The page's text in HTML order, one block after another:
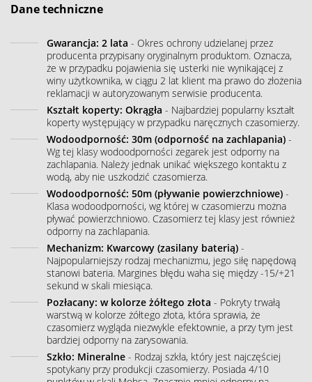
Dane techniczne
Gwarancja: 2 lata - Okres ochrony udzielanej przez
producenta przypisany oryginalnym produktom. Oznacza,
że w przypadku pojawienia się usterki nie wynikającej z
winy użytkownika, w ciągu 2 lat klient ma prawo do złożenia
reklamacji w autoryzowanym serwisie producenta.
Kształt koperty: Okrągła - Najbardziej popularny kształt
koperty występujący w przypadku naręcznych czasomierzy.
Wodoodporność: 30m (odporność na zachlapania) -
Wg tej klasy wodoodporności zegarek jest odporny na
zachlapania. Należy jednak unikać większego kontaktu z
wodą, aby nie uszkodzić czasomierza.
Wodoodporność: 50m (pływanie powierzchniowe) -
Klasa wodoodporności, wg której w czasomierzu można
pływać powierzchniowo. Czasomierz tej klasy jest również
odporny na zachlapania.
Mechanizm: Kwarcowy (zasilany baterią) -
Najpopularniejszy rodzaj mechanizmu, jego siłę napędową
stanowi bateria. Margines błędu waha się między -15/+21
sekund w skali miesiąca.
Pozłacany: w kolorze żółtego złota - Pokryty trwałą
warstwą w kolorze żółtego złota, która sprawia, że
czasomierz wygląda niezwykle efektownie, a przy tym jest
bardziej odporny na zarysowania.
Szkło: Mineralne - Rodzaj szkła, który jest najczęściej
spotykany przy produkcji czasomierzy. Posiada 4/10